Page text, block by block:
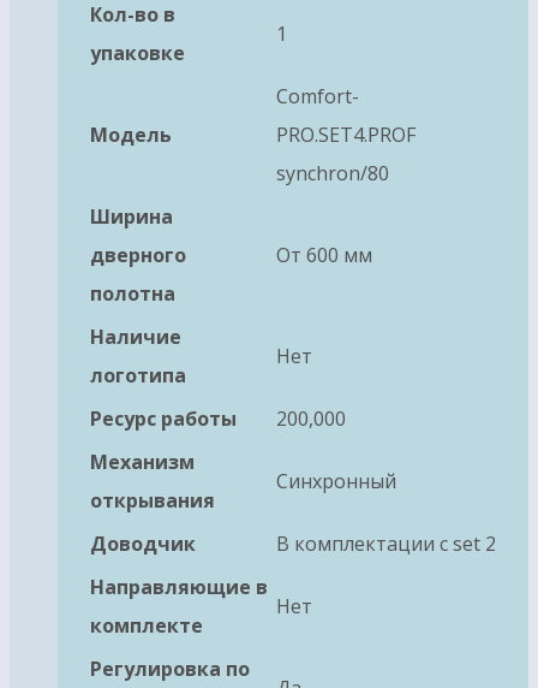
Кол-во в
упаковке
1
Модель
Comfort-
PRO.SET4.PROF
synchron/80
Ширина
дверного
полотна
От 600 мм
Наличие
логотипа
Нет
Ресурс работы
200,000
Механизм
открывания
Синхронный
Доводчик
В комплектации с set 2
Направляющие в
комплекте
Нет
Регулировка по